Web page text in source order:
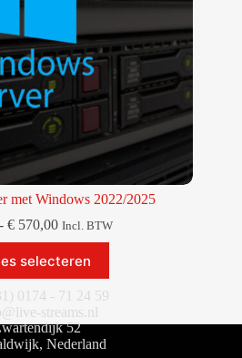
met Windows 2022/2025
- €570,00Prijsklasse:
€ 55,00
tot
Incl. BTW
selecteren
product
heeft
meerdere
variaties.
Deze
optie
0174 - 71 24 59
streams.nl
52
Nederland